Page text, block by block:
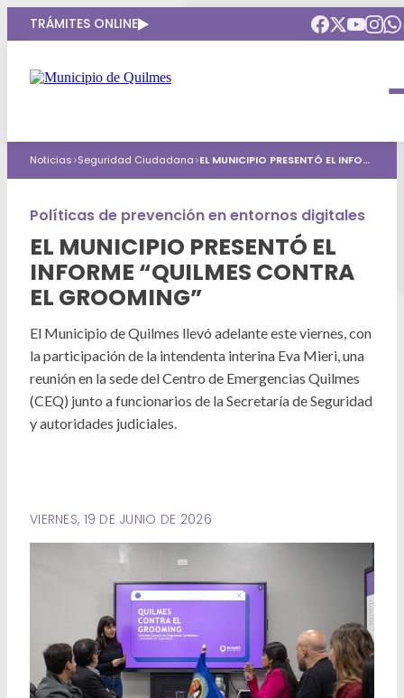
TRÁMITES ONLINE
Intendenta
Gobierno Abierto
Áreas de gobierno
HCD
Puntos de interés
Mapa interactivo
Defensoria del Pueblo
Obras Públicas
Seguridad
Salud
GIRSU
Educación
Culturas
Deportes
Empleo y Formación Laboral
Internacionales
ARQUI
Mi Quilmes Digital
Atención a la comunidad
Defensa del consumidor
Agenda municipal
Noticias>Seguridad Ciudadana> EL MUNICIPIO PRESENTÓ EL INFORME “QUILMES CONTRA EL GROOMING”
Políticas de prevención en entornos digitales
EL MUNICIPIO PRESENTÓ EL
INFORME “QUILMES CONTRA
EL GROOMING”
El Municipio de Quilmes llevó adelante este viernes, con
la participación de la intendenta interina Eva Mieri, una
reunión en la sede del Centro de Emergencias Quilmes
(CEQ) junto a funcionarios de la Secretaría de Seguridad
y autoridades judiciales.
VIERNES, 19 DE JUNIO DE 2026